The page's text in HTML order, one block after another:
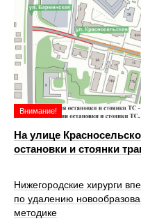
Внимание!
На улице
остановки и стоянки
Нижегородские хирурги
по удалению
методике